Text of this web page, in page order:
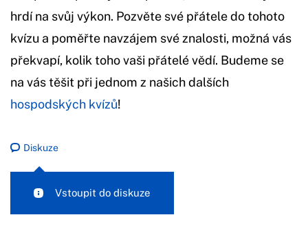
hrdí na svůj výkon. Pozvěte své přátele do tohoto
kvízu a poměřte navzájem své znalosti, možná vás
překvapí, kolik toho vaši přátelé vědí. Budeme se
na vás těšit při jednom z našich dalších
hospodských kvízů!
Diskuze
Vstoupit do diskuze